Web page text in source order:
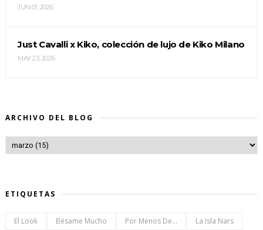
JUN 01, 2026
Just Cavalli x Kiko, colección de lujo de Kiko Milano
MAY 23, 2026
ARCHIVO DEL BLOG
ETIQUETAS
El Look Bésame Mucho Por Menos De...
La Isla Nars